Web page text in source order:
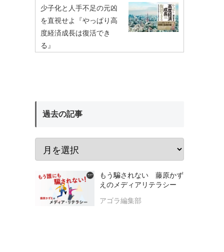
少子化と人手不足の元凶
を直視せよ『やっぱり高
度経済成長は復活でき
る』
過去の記事
もう騙されない 藤原かず
えのメディアリテラシー
アゴラ編集部